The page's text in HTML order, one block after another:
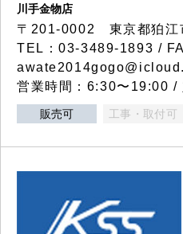
川手金物店
〒201-0002 東京都狛江
TEL：03-3489-1893 /
営業時間：6:30〜19:00 /
販売可 工事・取付可